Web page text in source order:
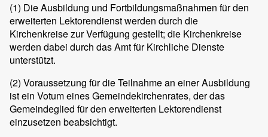
(1) Die Ausbildung und Fortbildungsmaßnahmen für den
erweiterten Lektorendienst werden durch die
Kirchenkreise zur Verfügung gestellt; die Kirchenkreise
werden dabei durch das Amt für Kirchliche Dienste
unterstützt.
(2) Voraussetzung für die Teilnahme an einer Ausbildung
ist ein Votum eines Gemeindekirchenrates, der das
Gemeindeglied für den erweiterten Lektorendienst
einzusetzen beabsichtigt.